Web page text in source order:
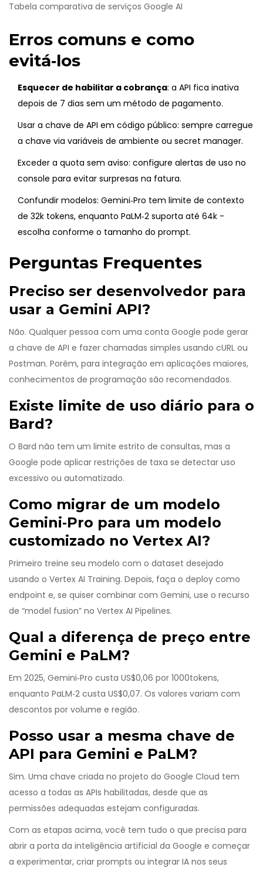
Tabela comparativa de serviços Google AI
Erros comuns e como
evitá‑los
Esquecer de habilitar a cobrança: a API fica inativa
depois de 7 dias sem um método de pagamento.
Usar a chave de API em código público: sempre carregue
a chave via variáveis de ambiente ou secret manager.
Exceder a quota sem aviso: configure alertas de uso no
console para evitar surpresas na fatura.
Confundir modelos: Gemini‑Pro tem limite de contexto
de 32k tokens, enquanto PaLM‑2 suporta até 64k -
escolha conforme o tamanho do prompt.
Perguntas Frequentes
Preciso ser desenvolvedor para
usar a Gemini API?
Não. Qualquer pessoa com uma conta Google pode gerar
a chave de API e fazer chamadas simples usando cURL ou
Postman. Porém, para integração em aplicações maiores,
conhecimentos de programação são recomendados.
Existe limite de uso diário para o
Bard?
O Bard não tem um limite estrito de consultas, mas a
Google pode aplicar restrições de taxa se detectar uso
excessivo ou automatizado.
Como migrar de um modelo
Gemini‑Pro para um modelo
customizado no Vertex AI?
Primeiro treine seu modelo com o dataset desejado
usando o Vertex AI Training. Depois, faça o deploy como
endpoint e, se quiser combinar com Gemini, use o recurso
de “model fusion” no Vertex AI Pipelines.
Qual a diferença de preço entre
Gemini e PaLM?
Em 2025, Gemini‑Pro custa US$0,06 por 1000tokens,
enquanto PaLM‑2 custa US$0,07. Os valores variam com
descontos por volume e região.
Posso usar a mesma chave de
API para Gemini e PaLM?
Sim. Uma chave criada no projeto do Google Cloud tem
acesso a todas as APIs habilitadas, desde que as
permissões adequadas estejam configuradas.
Com as etapas acima, você tem tudo o que precisa para
abrir a porta da inteligência artificial da Google e começar
a experimentar, criar prompts ou integrar IA nos seus